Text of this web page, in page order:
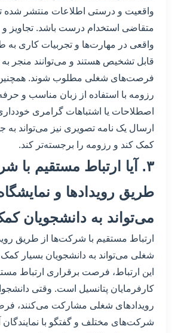
واقعیت و درستی اطلاعات منتشر
متقاضی استخدام درست باشد. تجاویز و
واقعی در مهارت‌ها و تجربیات کاری به
قابل تشخیص هستند و می‌توانند منجر
فرصت‌های شغلی مطلوب شوند. همچنین
رزومه با استفاده از زبان مناسب و
اصطلاحات یا اشتباهات گرامری
ارسال یک نامه تصویری نیز می‌تواند به
کمک کند و رزومه را برجسته‌تر کند.
۳. آیا ارتباط مستقیم با
طریق رویدادها و
می‌تواند به دانشجویان
ارتباط مستقیم با شرکت‌ها از طریق
شغلی می‌تواند به دانشجویان بسیار کمک
این ارتباط، فرصت برقراری ارتباط
کارفرمایان پتانسیل است. وقتی
رویدادهای شغلی مشارکت می‌کنند،
شرکت‌های مختلف و گفتگو با نمایندگان